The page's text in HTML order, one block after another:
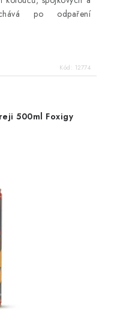
po odpaření
Kód: 12774
500ml Foxigy